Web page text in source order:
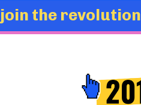
join the revolution